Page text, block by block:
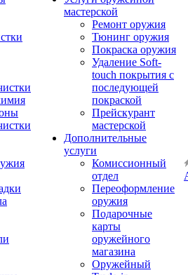
мастерской
Ремонт оружия
Тюнинг оружия
Покраска оружия
Удаление Soft-
touch покрытия с
последующей
покраской
Прейскурант
мастерской
Дополнительные
услуги
Комиссионный
отдел
Переоформление
оружия
Подарочные
карты
оружейного
магазина
Оружейный